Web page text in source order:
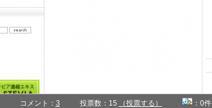
コメント： 3 投票数：15 （投票する） ：0件